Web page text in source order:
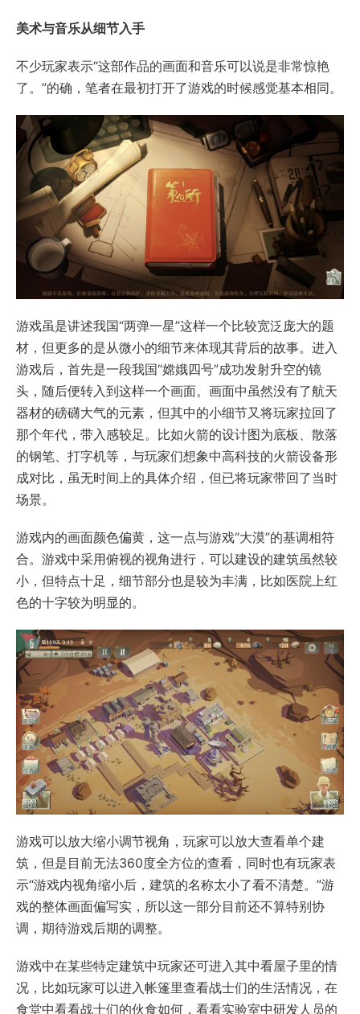
美术与音乐从细节入手
不少玩家表示“这部作品的画面和音乐可以说是非常惊艳
了。”的确，笔者在最初打开了游戏的时候感觉基本相同。
游戏虽是讲述我国“两弹一星”这样一个比较宽泛庞大的题
材，但更多的是从微小的细节来体现其背后的故事。进入
游戏后，首先是一段我国“嫦娥四号”成功发射升空的镜
头，随后便转入到这样一个画面。画面中虽然没有了航天
器材的磅礴大气的元素，但其中的小细节又将玩家拉回了
那个年代，带入感较足。比如火箭的设计图为底板、散落
的钢笔、打字机等，与玩家们想象中高科技的火箭设备形
成对比，虽无时间上的具体介绍，但已将玩家带回了当时
场景。
游戏内的画面颜色偏黄，这一点与游戏“大漠”的基调相符
合。游戏中采用俯视的视角进行，可以建设的建筑虽然较
小，但特点十足，细节部分也是较为丰满，比如医院上红
色的十字较为明显的。
游戏可以放大缩小调节视角，玩家可以放大查看单个建
筑，但是目前无法360度全方位的查看，同时也有玩家表
示“游戏内视角缩小后，建筑的名称太小了看不清楚。”游
戏的整体画面偏写实，所以这一部分目前还不算特别协
调，期待游戏后期的调整。
游戏中在某些特定建筑中玩家还可进入其中看屋子里的情
况，比如玩家可以进入帐篷里查看战士们的生活情况，在
食堂中看看战士们的伙食如何，看看实验室中研发人员的